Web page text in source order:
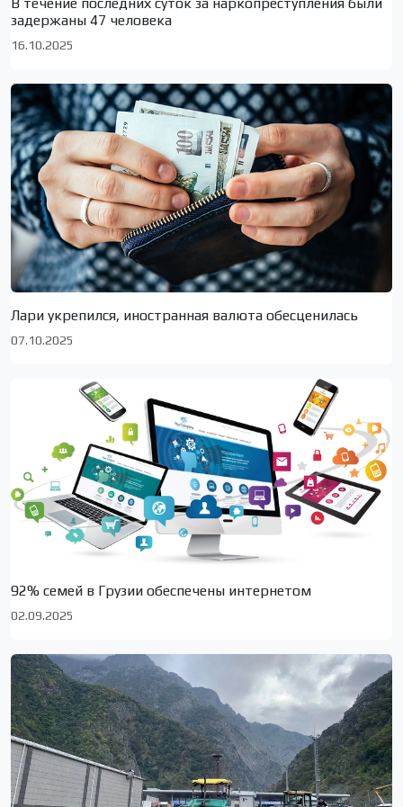
задержаны 47 человека
16.10.2025
Лари укрепился, иностранная валюта обесценилась
07.10.2025
92% семей в Грузии обеспечены интернетом
02.09.2025